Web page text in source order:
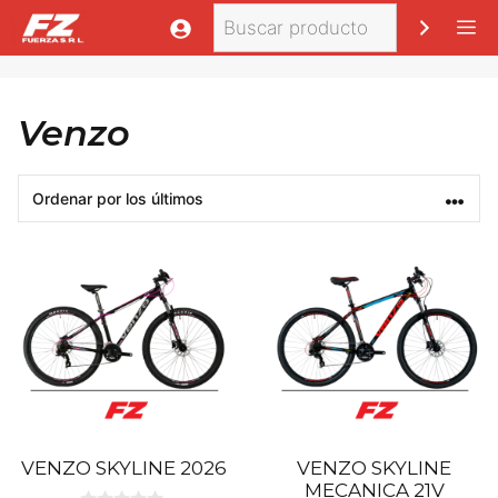
Saltar
al
Buscar
Venzo
VENZO SKYLINE 2026
VENZO SKYLINE
MECANICA 21V